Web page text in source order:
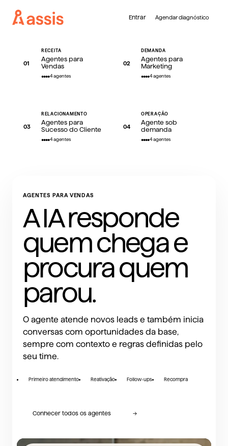
Entrar Agendar diagnóstico
Para empresas com faturamento acima de R$ 1 milhão/ano
+19%
em 90 dias.
potencial de retorno para a sua empresa e
coloca os melhores em produção. O objetivo
é simples: 19% mais conversão em 90 dias.
Garantia de 30 dias.
Agendar um diagnóstico→
01
RECEITA
Agentes para
Vendas
4agentes
02
DEMANDA
Agentes para
Marketing
4agentes
03
RELACIONAMENTO
Agentes para
Sucesso do Cliente
4agentes
04
OPERAÇÃO
Agente sob
demanda
4agentes
AGENTES PARA VENDAS
A IA responde
quem chega e
procura quem
parou.
O agente atende novos leads e também inicia
conversas com oportunidades da base,
sempre com contexto e regras definidas pelo
seu time.
Primeiro atendimento Reativação Follow-ups Recompra
Conhecer todos os agentes →